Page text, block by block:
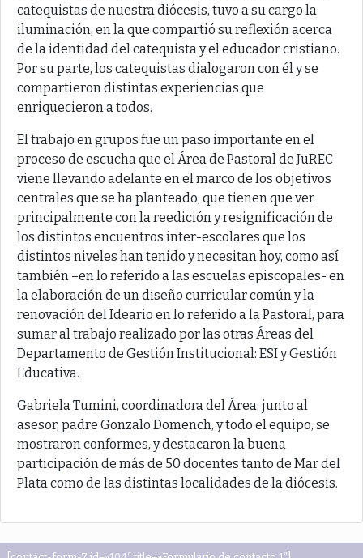
catequistas de nuestra diócesis, tuvo a su cargo la
iluminación, en la que compartió su reflexión acerca
de la identidad del catequista y el educador cristiano.
Por su parte, los catequistas dialogaron con él y se
compartieron distintas experiencias que
enriquecieron a todos.
El trabajo en grupos fue un paso importante en el
proceso de escucha que el Área de Pastoral de JuREC
viene llevando adelante en el marco de los objetivos
centrales que se ha planteado, que tienen que ver
principalmente con la reedición y resignificación de
los distintos encuentros inter-escolares que los
distintos niveles han tenido y necesitan hoy, como así
también –en lo referido a las escuelas episcopales- en
la elaboración de un diseño curricular común y la
renovación del Ideario en lo referido a la Pastoral, para
sumar al trabajo realizado por las otras Áreas del
Departamento de Gestión Institucional: ESI y Gestión
Educativa.
Gabriela Tumini, coordinadora del Área, junto al
asesor, padre Gonzalo Domench, y todo el equipo, se
mostraron conformes, y destacaron la buena
participación de más de 50 docentes tanto de Mar del
Plata como de las distintas localidades de la diócesis.